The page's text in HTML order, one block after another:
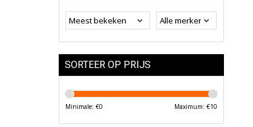
SORTEER OP PRIJS
Minimale: €0 Maximum: €10